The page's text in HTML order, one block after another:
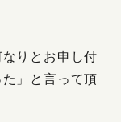
りとお申し付
」と言って頂